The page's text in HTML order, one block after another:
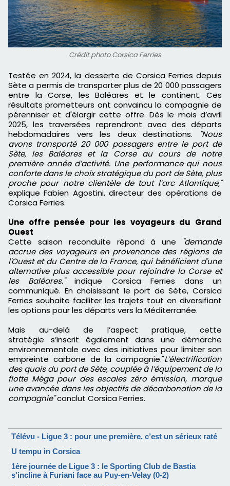
Crédit photo Corsica Ferries
Testée en 2024, la desserte de Corsica Ferries depuis
Sète a permis de transporter plus de 20 000 passagers
entre la Corse, les Baléares et le continent. Ces
résultats prometteurs ont convaincu la compagnie de
pérenniser et d'élargir cette offre. Dès le mois d’avril
2025, les traversées reprendront avec des départs
hebdomadaires vers les deux destinations.
"Nous
avons transporté 20 000 passagers entre le port de
Sète, les Baléares et la Corse au cours de notre
première année d’activité. Une performance qui nous
conforte dans le choix stratégique du port de Sète, plus
proche pour notre clientèle de tout l’arc Atlantique,"
explique Fabien Agostini, directeur des opérations de
Corsica Ferries.
Une offre pensée pour les voyageurs du Grand
Ouest
Cette saison reconduite répond à une
"demande
accrue des voyageurs en provenance des régions de
l'Ouest et du Centre de la France, qui bénéficient d'une
alternative plus accessible pour rejoindre la Corse et
les Baléares."indique Corsica Ferries dans un
communiqué. En choisissant le port de Sète, Corsica
Ferries souhaite faciliter les trajets tout en diversifiant
les options pour les départs vers la Méditerranée.
Mais au-delà de l’aspect pratique, cette
stratégie s’inscrit également dans une démarche
environnementale avec des initiatives pour limiter son
empreinte carbone de la compagnie."L’électrification
des quais du port de Sète, couplée à l’équipement de la
flotte Méga pour des escales zéro émission, marque
une avancée dans les objectifs de décarbonation de la
compagnie"conclut Corsica Ferries.
Télévu - Ligue 3 : pour une première, c’est un sérieux raté
U tempu in Corsica
1ère journée de Ligue 3 : le Sporting Club de Bastia
s'incline à Furiani face au Puy-en-Velay (0-2)